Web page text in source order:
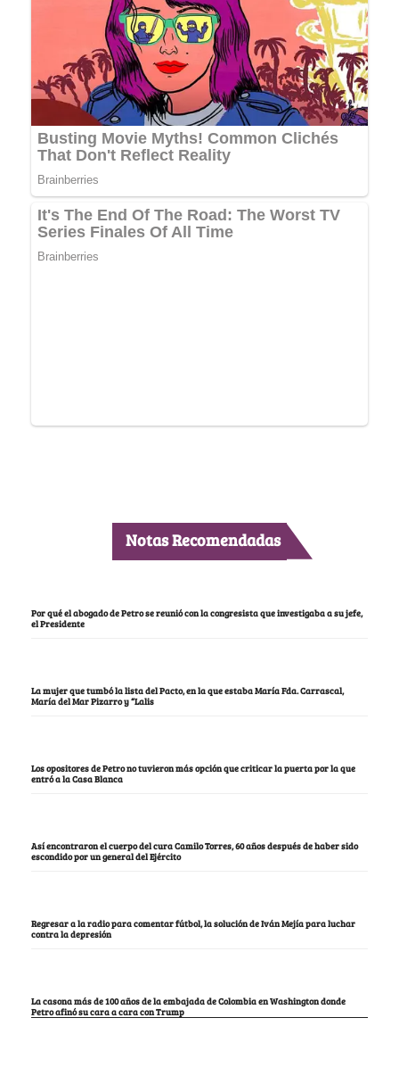
Notas Recomendadas
Por qué el abogado de Petro se reunió con la congresista que investigaba a su jefe,
el Presidente
La mujer que tumbó la lista del Pacto, en la que estaba María Fda. Carrascal,
María del Mar Pizarro y “Lalis
Los opositores de Petro no tuvieron más opción que criticar la puerta por la que
entró a la Casa Blanca
Así encontraron el cuerpo del cura Camilo Torres, 60 años después de haber sido
escondido por un general del Ejército
Regresar a la radio para comentar fútbol, la solución de Iván Mejía para luchar
contra la depresión
La casona más de 100 años de la embajada de Colombia en Washington donde
Petro afinó su cara a cara con Trump